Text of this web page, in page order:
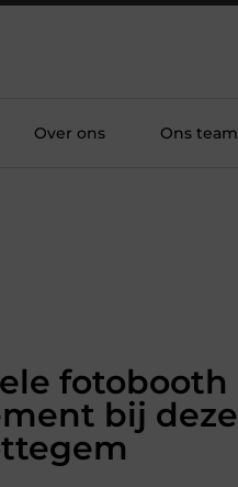
Over ons Ons team
fotobooth
bij deze